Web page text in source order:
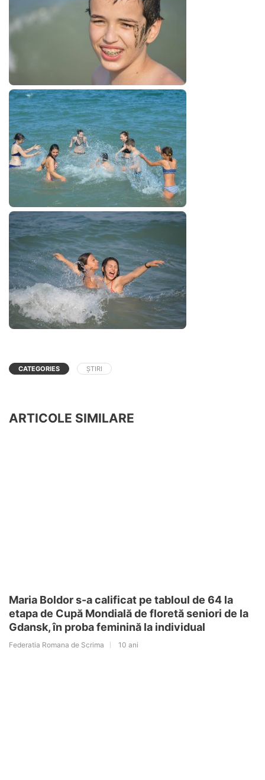
CATEGORIES ȘTIRI
ARTICOLE SIMILARE
Maria Boldor s-a calificat pe tabloul de 64 la
etapa de Cupă Mondială de floretă seniori de la
Gdansk, în proba feminină la individual
Federatia Romana de Scrima 10 ani